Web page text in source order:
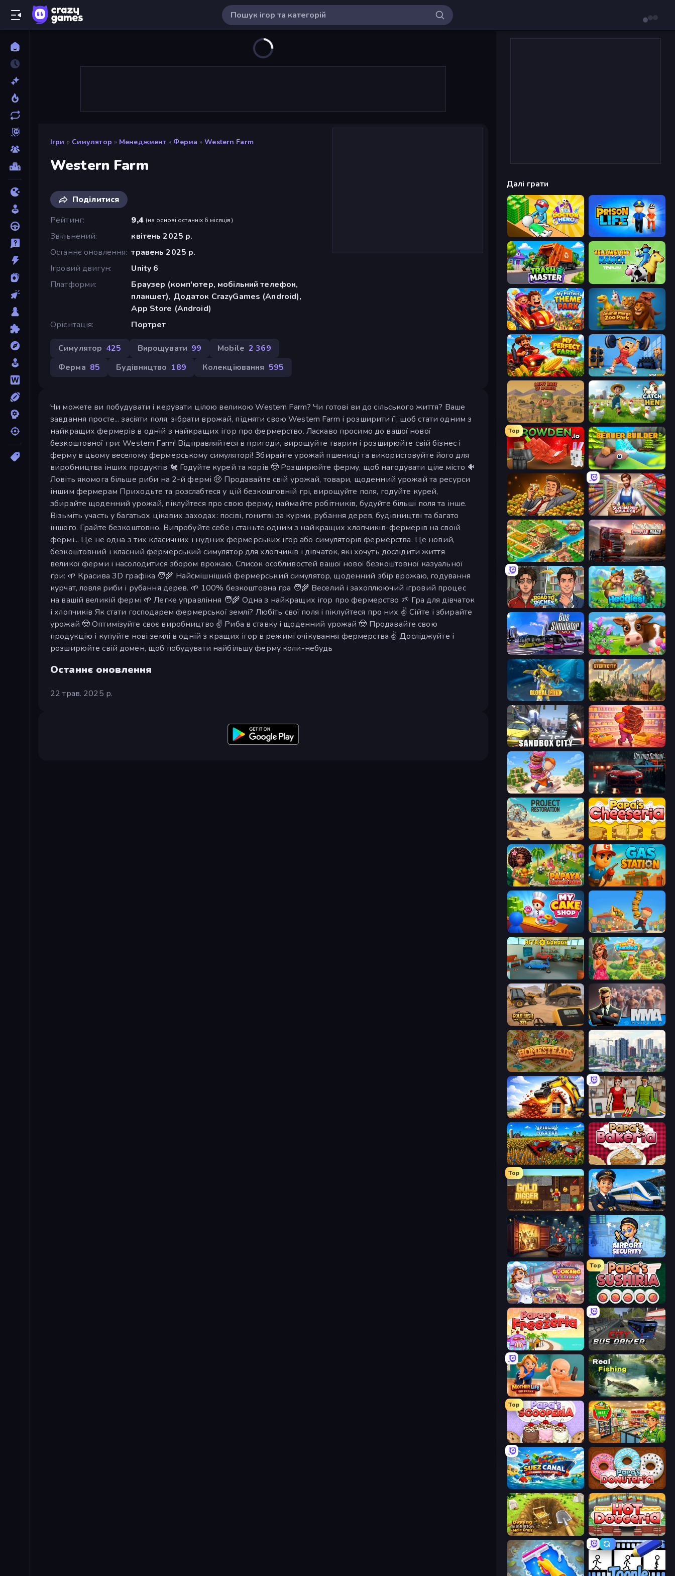
Ігри » Симулятор » Менеджмент » Ферма » Western Farm
Western Farm
Поділитися
Рейтинг
9,4 (на основі останніх 6 місяців)
Звільнений
квітень 2025 р.
Останнє оновлення травень 2025 р.
Ігровий двигун
Unity 6
Платформи
Браузер (комп'ютер, мобільний телефон,
планшет), Додаток CrazyGames (Android),
App Store (Android)
Орієнтація
Портрет
Симулятор 425 Вирощувати 99 Mobile 2 369
Ферма 85 Будівництво 189 Колекціювання 595
Чи можете ви побудувати і керувати цілою великою Western Farm? Чи готові ви до сільського життя? Ваше
завдання просте... засіяти поля, зібрати врожай, підняти свою Western Farm і розширити її, щоб стати одним з
найкращих фермерів в одній з найкращих ігор про фермерство. Ласкаво просимо до вашої нової
безкоштовної гри: Western Farm! Відправляйтеся в пригоди, вирощуйте тварин і розширюйте свій бізнес і
ферму в цьому веселому фермерському симуляторі! Збирайте урожай пшениці та використовуйте його для
виробництва інших продуктів 🐔 Годуйте курей та корів 🤠 Розширюйте ферму, щоб нагодувати ціле місто 🐠
Ловіть якомога більше риби на 2-й фермі 🤑 Продавайте свій урожай, товари, щоденний урожай та ресурси
іншим фермерам Приходьте та розслабтеся у цій безкоштовній грі, вирощуйте поля, годуйте курей,
збирайте щоденний урожай, піклуйтеся про свою ферму, наймайте робітників, будуйте більші поля та інше.
Візьміть участь у багатьох цікавих заходах: посіві, гонитві за курми, рубання дерев, будівництві та багато
іншого. Грайте безкоштовно. Випробуйте себе і станьте одним з найкращих хлопчиків-фермерів на своїй
фермі... Це не одна з тих класичних і нудних фермерських ігор або симуляторів фермерства. Це новий,
безкоштовний і класний фермерський симулятор для хлопчиків і дівчаток, які хочуть дослідити життя
великої ферми і насолодитися збором врожаю. Список особливостей вашої нової безкоштовної казуальної
гри: 🌱 Красива 3D графіка 🧑‍🌾 Найсмішніший фермерський симулятор, щоденний збір врожаю, годування
курчат, ловля риби і рубання дерев. 🌱 100% безкоштовна гра 🧑‍🌾 Веселий і захоплюючий ігровий процес
на вашій великій фермі 🌱 Легке управління 🧑‍🌾 Одна з найкращих ігор про фермерство 🌱 Гра для дівчаток
і хлопчиків Як стати господарем фермерської землі? Любіть свої поля і піклуйтеся про них ✌️ Сійте і збирайте
урожай 🤠 Оптимізуйте своє виробництво ✌️ Риба в ставку і щоденний урожай 🤠 Продавайте свою
продукцію і купуйте нові землі в одній з кращих ігор в режимі очікування фермерства ✌️ Досліджуйте і
розширюйте свій домен, щоб побудувати найбільшу ферму коли-небудь
Останнє оновлення
22 трав. 2025 р.
Далі грати
Doctor Hero Prison Life
Trash Master Yellowstone Ranch
My Perfect Theme Park Animal Merge Zoo Park
My Perfect Farm Gym Boss
Army Base Of America Catch the Hen
Top
Grow A Garden | Growden.io Beaver Builder
Idle Billionaire Tycoon Supermarket Simulator: Store Manager
Empire City Truck Simulator: European Roads
Life Simulator: Road to Riches Hedgies
Bus Simulator: EVO Country Life Meadows
Global City Steam City
Sandbox City Candy Packing Store
Donut Place Driving School Simulator
Project Restoration Papa's Cheeseria
Papaya Summer Farm Gas Station
My Cake Shop Burger Life
The Farmers
Gold Rush: Gold Simulator 3D MMA Manager 2
Homesteads: Dream Farm SuperCity 3D
City Constructor Shop Master 3D
Field Master Papa's Bakeria
Top
Gold Digger FRVR Idle Train Empire Tycoon
Container Auction Airport Security
Cooking Festival
Top
Papa's Sushiria
Papa's Freezeria City Bus Driver
Mother Life Simulator: Prank Real Fishing Simulator
Top
Papa's Scooperia Supermarket Simulator: Desert
Suez Canal Training Simulator Papa's Donuteria
Digging Simulator: Hole Craft Papa's Hot Doggeria